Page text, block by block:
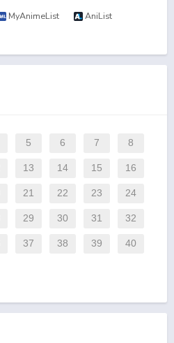
MyAnimeList AniList
5 6 7 8
13 14 15 16
21 22 23 24
29 30 31 32
37 38 39 40